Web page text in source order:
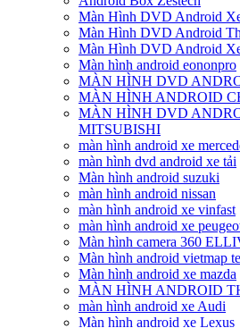
Màn Hình DVD Android
Màn Hình DVD Android
Màn Hình DVD Android
Màn hình android eononpro
MÀN HÌNH DVD
MÀN HÌNH ANDROID
MÀN HÌNH DVD
MITSUBISHI
màn hình android xe
màn hình dvd android xe tải
Màn hình android suzuki
màn hình android nissan
màn hình android xe vinfast
màn hình android xe
Màn hình camera 360
Màn hình android vietmap
Màn hình android xe mazda
MÀN HÌNH ANDROID
màn hình android xe Audi
Màn hình android xe Lexus